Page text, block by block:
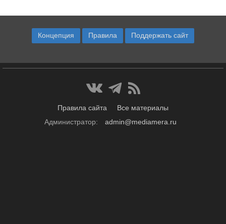
Концепция Правила Поддержать сайт
Правила сайта
Все материалы
Администратор:
admin@mediamera.ru